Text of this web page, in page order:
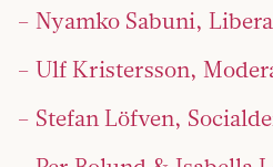
– Nyamko Sabuni,
– Ulf Kristersson,
– Stefan Löfven,